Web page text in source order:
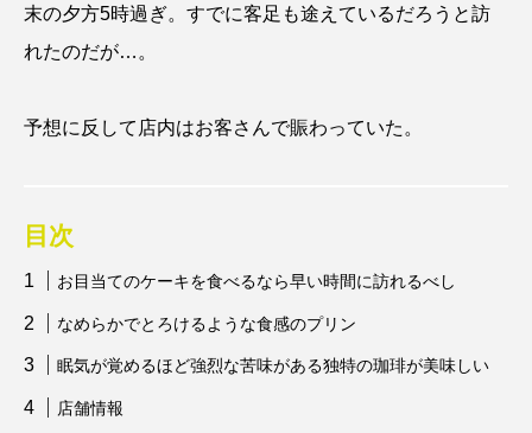
末の夕方5時過ぎ。すでに客足も途えているだろうと訪
れたのだが…。
予想に反して店内はお客さんで賑わっていた。
目次
お目当てのケーキを食べるなら早い時間に訪れるべし
なめらかでとろけるような食感のプリン
眠気が覚めるほど強烈な苦味がある独特の珈琲が美味しい
店舗情報